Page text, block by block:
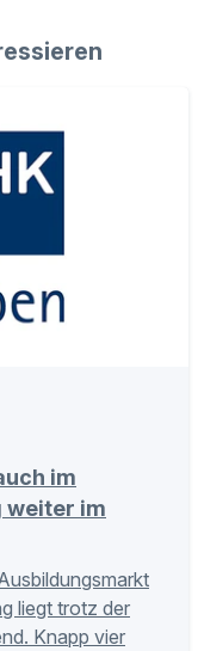
im
weiter im
liegt trotz der
Knapp vier